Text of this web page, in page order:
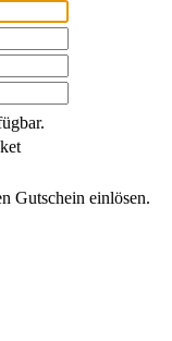
Gutschein einlösen.